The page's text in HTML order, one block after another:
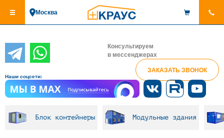
основному
Москва
Консультируем
в мессенджерах
ЗАКАЗАТЬ ЗВОНОК
Наши соцсети:
Блок контейнеры Модульные здания